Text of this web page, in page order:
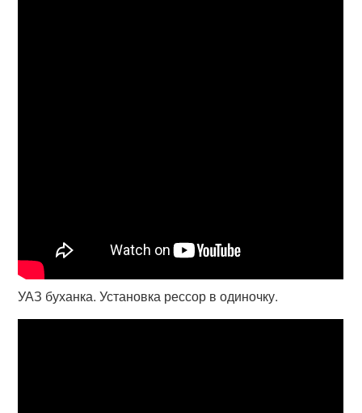
УАЗ буханка. Установка рессор в одиночку.